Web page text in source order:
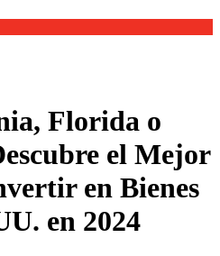
Florida o
el Mejor
en Bienes
en 2024